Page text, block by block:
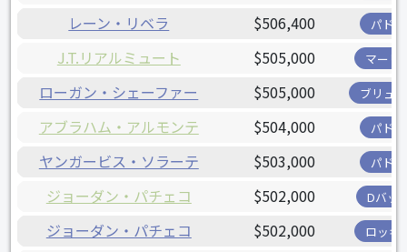
レーン・リベラ $506,400 パド
J.T.リアルミュート $505,000 マーリ
ローガン・シェーファー $505,000 ブリュ
アブラハム・アルモンテ $504,000 パド
ヤンガービス・ソラーテ $503,000 パド
ジョーダン・パチェコ $502,000 Dバッ
ジョーダン・パチェコ $502,000 ロッキ